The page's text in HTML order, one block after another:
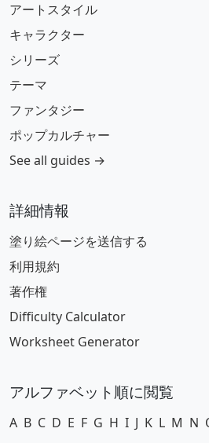
アートスタイル
キャラクター
シリーズ
テーマ
ファンタジー
ポップカルチャー
See all guides →
詳細情報
塗り絵ページを送信する
利用規約
著作権
Difficulty Calculator
Worksheet Generator
アルファベット順に閲覧
A B C D E F G H I J K L M N